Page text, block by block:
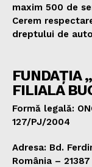
maxim 500 de
Cerem
dreptului de
FUNDAȚIA
FILIALA
Formă legală:
127/PJ/2004
Adresa: Bd.
România – 21387